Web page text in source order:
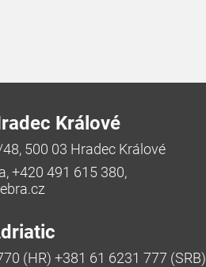
Králové
500 03 Hradec Králové
+420 491 615 380,
(HR) +381 61 6231 777 (SRB)